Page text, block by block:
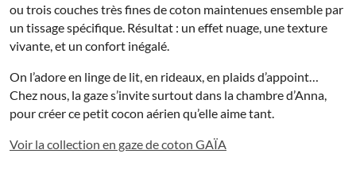
ou trois couches très fines de coton maintenues ensemble par
un tissage spécifique. Résultat : un effet nuage, une texture
vivante, et un confort inégalé.
On l’adore en linge de lit, en rideaux, en plaids d’appoint…
Chez nous, la gaze s’invite surtout dans la chambre d’Anna,
pour créer ce petit cocon aérien qu’elle aime tant.
Voir la collection en gaze de coton GAÏA